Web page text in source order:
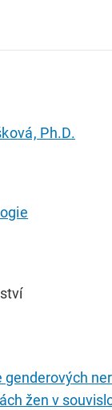
Ph.D.
genderových
žen v